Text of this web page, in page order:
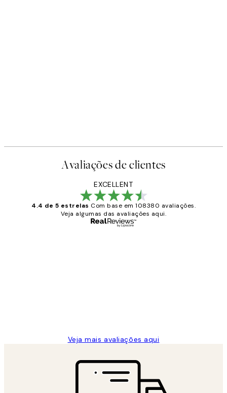
Avaliações de clientes
EXCELLENT
4.4 de 5 estrelas Com base em 108380 avaliações.
Veja algumas das avaliações aqui.
Veja mais avaliações aqui